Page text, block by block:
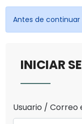
Antes de continuar
INICIAR
Usuario /